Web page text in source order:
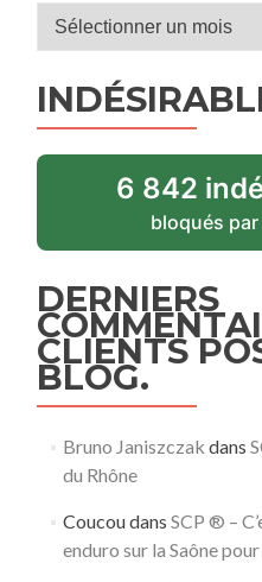
Archives
6 842
bloqués par
DERNIERS
CLIENTS
BLOG.
Bruno Janiszczak dans
du Rhône
Coucoudans SCP ® –
enduro sur la Saône